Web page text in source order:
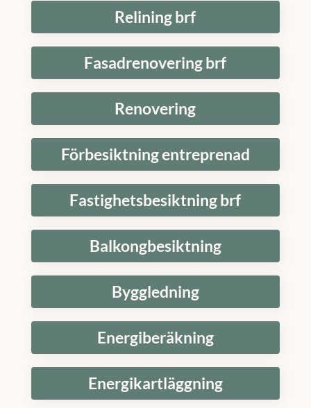
Relining brf
Fasadrenovering brf
Renovering
Förbesiktning entreprenad
Fastighetsbesiktning brf
Balkongbesiktning
Byggledning
Energiberäkning
Energikartläggning